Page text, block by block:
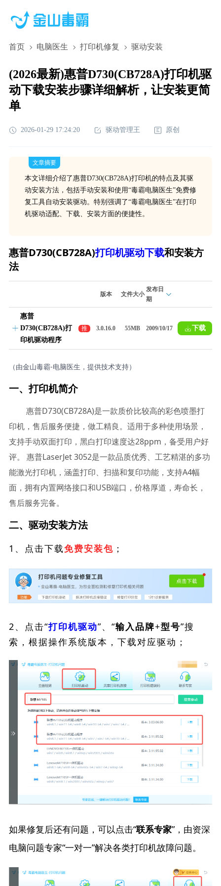
首页 电脑医生 打印机修复 驱动安装
(2026最新)惠普D730(CB728A)打印机驱
动下载安装步骤详细解析，让安装更简
单
2026-01-29 17:24:20 驱动管理王 原创
文章摘要
本文详细介绍了惠普D730(CB728A)打印机的特点及其驱
动安装方法，包括手动安装和使用“毒霸电脑医生”免费修
复工具自动安装驱动。特别强调了“毒霸电脑医生”在打印
机驱动适配、下载、安装方面的便捷性。
惠普D730(CB728A)打印机驱动下载和安装方
法
版本 文件大小
发布日
期
惠普
D730(CB728A)打
印机驱动程序
推
荐
3.0.16.0 55MB 2009/10/17 下载
（由金山毒霸-电脑医生，提供技术支持）
一、打印机简介
惠普D730(CB728A)是一款质价比较高的彩色喷墨打
印机，售后服务便捷，做工精良。适用于多种使用场景，
支持手动双面打印，黑白打印速度达28ppm，备受用户好
评。 惠普LaserJet 3052是一款品质优秀、工艺精湛的多功
能激光打印机，涵盖打印、扫描和复印功能，支持A4幅
面，拥有内置网络接口和USB端口，价格厚道，寿命长，
售后服务完备。
二、驱动安装方法
1、点击下载免费安装包 ；
2、点击“打印机驱动”、“输入品牌+型号”搜
索，根据操作系统版本，下载对应驱动；
如果修复后还有问题，可以点击“联系专家”，由资深
电脑问题专家“一对一”解决各类打印机故障问题。